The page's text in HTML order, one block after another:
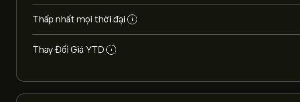
Thấp nhất mọi thời đại i
Thay Đổi Giá YTD i